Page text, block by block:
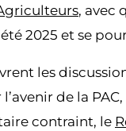
, avec
2025 et se
les
de la
contraint, le